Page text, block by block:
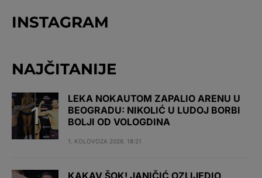
INSTAGRAM
NAJČITANIJE
LEKA NOKAUTOM ZAPALIO ARENU U
BEOGRADU: NIKOLIĆ U LUDOJ BORBI
BOLJI OD VOLOGDINA
1. KOLOVOZA 2026. 18:21
KAKAV ŠOK! JANIČIĆ OZLIJEDIO